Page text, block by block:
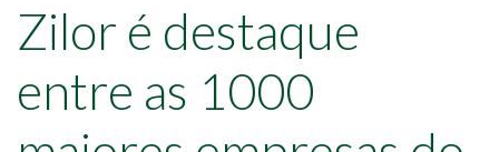
Zilor é destaque
entre as 1000